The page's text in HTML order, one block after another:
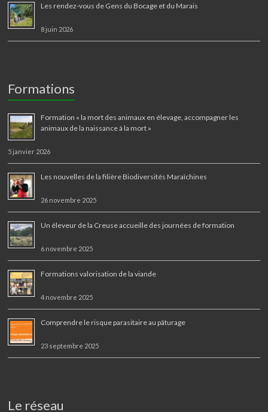
Les rendez-vous de Gens du Bocage et du Marais
8 juin 2026
Formations
Formation « la mort des animaux en élevage, accompagner les
animaux de la naissance à la mort »
5 janvier 2026
Les nouvelles de la filière Biodiversités Maraîchines
26 novembre 2025
Un éleveur de la Creuse accueille des journées de formation
6 novembre 2025
Formations valorisation de la viande
4 novembre 2025
Comprendre le risque parasitaire au pâturage
23 septembre 2025
Le réseau